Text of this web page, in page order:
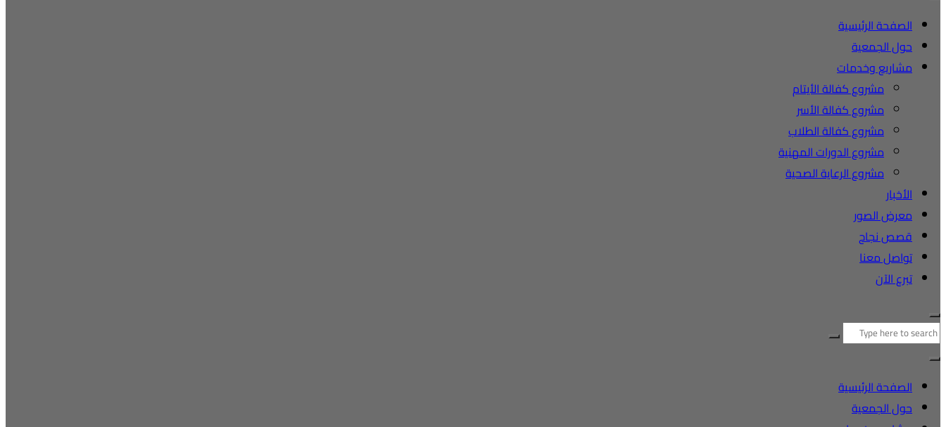
الصفحة الرئيسية
حول الجمعية
مشاريع وخدمات
مشروع كفالة الأيتام
مشروع كفالة الأسر
مشروع كفالة الطلاب
مشروع الدورات المهنية
مشروع الرعاية الصحية
الأخبار
معرض الصور
قصص نجاح
تواصل معنا
تبرع الآن
البحث
عن:
الصفحة الرئيسية
حول الجمعية